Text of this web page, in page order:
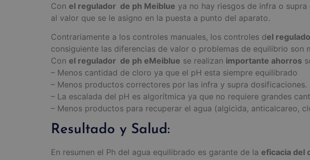
Con el regulador de ph Meiblue ya no hay riesgos de infra o
al valor que se le asigno en la puesta a punto del aparato.
Contrariamente a los controles manuales, los controles del
consiguiente las diferencias de valor o problemas de equilibrio
Con el regulador de ph eMeiblue se realizan importante ahorros
– Menos cantidad de cloro ya que el pH esta siempre equilibrado
– Menos productos correctores por las infra y supra dosificaciones.
– La escalada del pH es algorítmica ya que no requiere grandes
– Menos productos para recuperar el agua (algicida, anticalcareo,
Resultado y Salud:
En resumen el Ph del agua equilibrado es garante de la eficacia del